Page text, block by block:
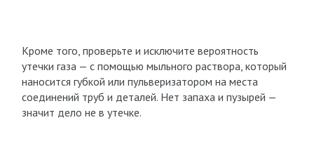
Кроме того, проверьте и исключите вероятность
утечки газа — с помощью мыльного раствора, который
наносится губкой или пульверизатором на места
соединений труб и деталей. Нет запаха и пузырей —
значит дело не в утечке.